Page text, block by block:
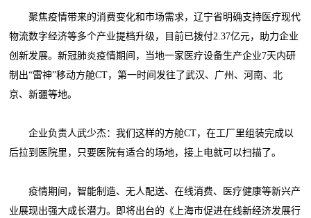
聚焦疫情带来的消费变化和市场需求，辽宁省明确支持医疗现代
物流数字经济等多个产业提档升级，目前已拨付2.37亿元，助力企业
创新发展。新冠肺炎疫情期间，当地一家医疗设备生产企业7天内研
制出“雷神”移动方舱CT，第一时间发往了武汉、广州、河南、北
京、新疆等地。
企业负责人武少杰：我们这样的方舱CT，在工厂里组装完成以
后拉到医院里，只要医院有适合的场地，接上电就可以扫描了。
疫情期间，智能制造、无人配送、在线消费、医疗健康等新兴产
业展现出强大成长潜力。即将出台的《上海市促进在线新经济发展行